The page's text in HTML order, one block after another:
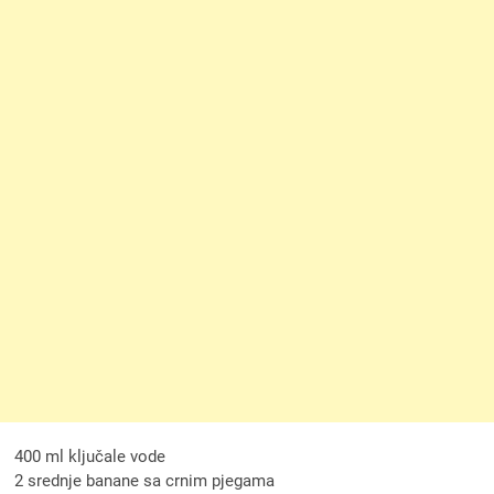
400 ml ključale vode
2 srednje banane sa crnim pjegama